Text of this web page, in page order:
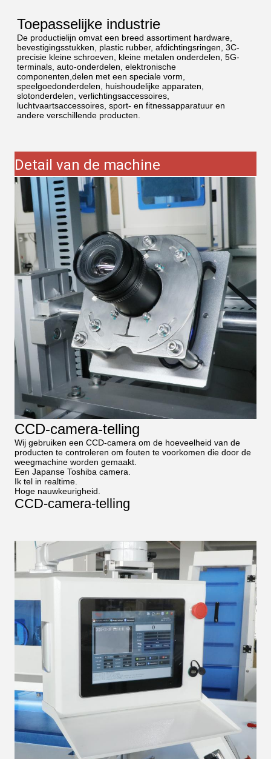
Toepasselijke industrie
De productielijn omvat een breed assortiment hardware,
bevestigingsstukken, plastic rubber, afdichtingsringen, 3C-
precisie kleine schroeven, kleine metalen onderdelen, 5G-
terminals, auto-onderdelen, elektronische
componenten,delen met een speciale vorm,
speelgoedonderdelen, huishoudelijke apparaten,
slotonderdelen, verlichtingsaccessoires,
luchtvaartsaccessoires, sport- en fitnessapparatuur en
andere verschillende producten.
Detail van de machine
CCD-camera-telling
Wij gebruiken een CCD-camera om de hoeveelheid van de
producten te controleren om fouten te voorkomen die door de
weegmachine worden gemaakt.
Een Japanse Toshiba camera.
Ik tel in realtime.
Hoge nauwkeurigheid.
CCD-camera-telling